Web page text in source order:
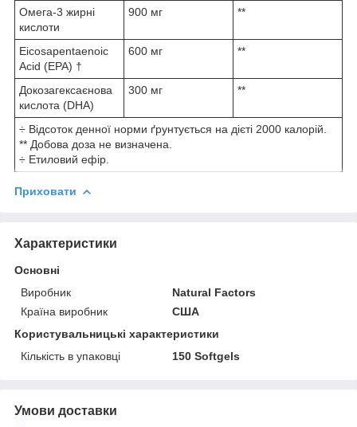
Омега-3 жирні
кислоти
900 мг **
Eicosapentaenoic
Acid (EPA) †
600 мг **
Докозагексаєнова
кислота (DHA)
300 мг **
÷ Відсоток денної норми ґрунтується на дієті 2000 калорій.
** Добова доза не визначена.
÷ Етиловий ефір.
Приховати
Характеристики
Основні
Виробник
Natural Factors
Країна виробник
США
Користувальницькі характеристики
Кількість в упаковці
150 Softgels
Умови доставки